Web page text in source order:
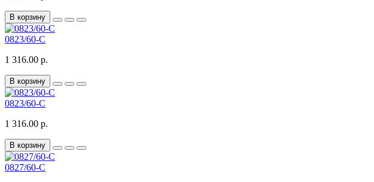
В корзину
0823/60-C
1 316.00 р.
В корзину
0823/60-C
1 316.00 р.
В корзину
0827/60-C